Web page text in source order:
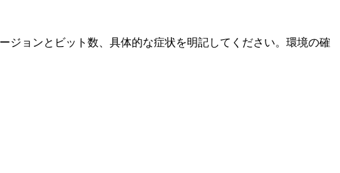
ジョンとビット数、具体的な症状を明記してください。環境の確